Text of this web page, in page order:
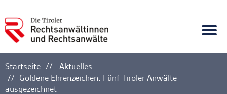
Ankerlink
Startseite
Aktuelles
Goldene Ehrenzeichen: Fünf Tiroler Anwälte
ausgezeichnet